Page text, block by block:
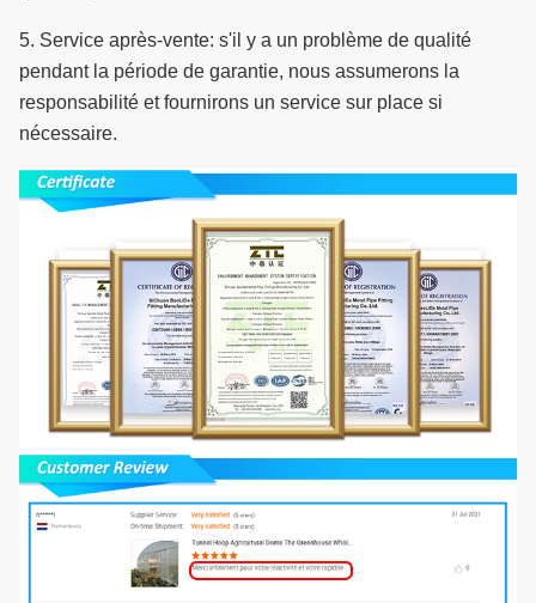
5. Service après-vente: s'il y a un problème de qualité
pendant la période de garantie, nous assumerons la
responsabilité et fournirons un service sur place si
nécessaire.